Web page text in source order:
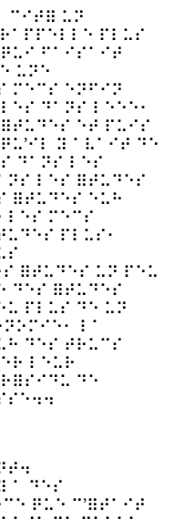
⠉⠊⠞⠿ ⠥⠝
⠏⠇⠥⠎
⠋⠁⠊⠎⠁⠊⠞
⠥⠝⠑
⠍⠑⠉⠎ ⠑⠝⠋⠊⠝
⠙⠁⠝⠎ ⠇⠑⠑⠑⠂
⠑⠞ ⠏⠥⠊⠎
⠽ ⠁⠧⠁⠊⠞ ⠙⠑
⠙⠁⠝⠎ ⠇⠑⠎
⠇⠑⠎ ⠿⠞⠥⠙⠑⠎
⠿⠞⠥⠙⠑⠎ ⠑⠥⠓
⠍⠑⠉⠎
⠏⠇⠥⠎⠂
⠿⠞⠥⠙⠑⠎ ⠥⠝ ⠏⠑⠥
⠙⠑⠎ ⠿⠞⠥⠙⠑⠎
⠏⠇⠥⠎ ⠙⠑ ⠥⠝
⠇⠁
⠙⠑⠎ ⠞⠗⠥⠉⠎
⠇⠑⠥⠗
⠙⠑
⠁ ⠙⠑⠎
⠟⠥⠑ ⠉’⠿⠞⠁⠊⠞